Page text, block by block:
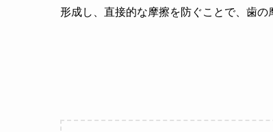
形成し、直接的な摩擦を防ぐことで、歯の